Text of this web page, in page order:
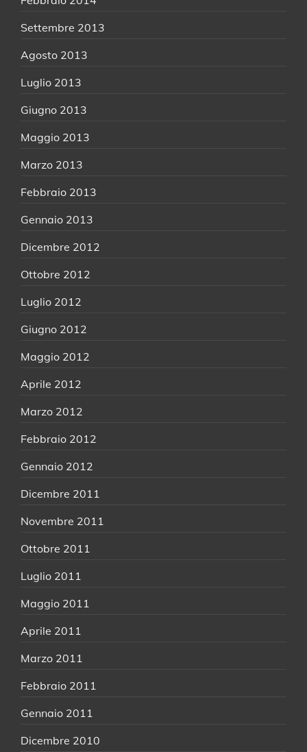
Settembre 2013
Agosto 2013
Luglio 2013
Giugno 2013
Maggio 2013
Marzo 2013
Febbraio 2013
Gennaio 2013
Dicembre 2012
Ottobre 2012
Luglio 2012
Giugno 2012
Maggio 2012
Aprile 2012
Marzo 2012
Febbraio 2012
Gennaio 2012
Dicembre 2011
Novembre 2011
Ottobre 2011
Luglio 2011
Maggio 2011
Aprile 2011
Marzo 2011
Febbraio 2011
Gennaio 2011
Dicembre 2010